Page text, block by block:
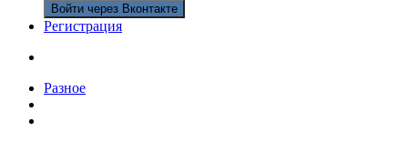
Войти через Вконтакте
Регистрация
Разное